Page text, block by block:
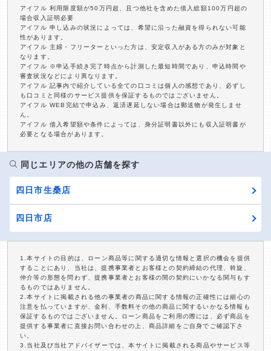
アイフル 利用限度額が50万円超、且つ他社を含めた借入総額100万円超の
場合収入証明必要
アイフル 申し込みの状況によっては、希望に沿った融資を得られない可能
性があります。
アイフル 主婦・フリーターといった方は、安定収入がある方のみが対象と
なります。
アイフル ※申込手続き完了時点から計測した最短時間であり、申込時間や
審査状況などにより異なります。
アイフル 記事内で紹介している全ての口コミは個人の感想であり、必ずし
も口コミと同様のサービス提供を保証するものではございません。
アイフル WEB完結で申込み、返済遅延しない場合は郵送物が発生しませ
ん。
アイフル 借入希望額や条件によっては、身分証明書以外にも収入証明書が
必要となる場合があります。
同じエリアの他の店舗を探す
四日市生桑店
四日市店
1.本サイトの目的は、ローン商品等に関する適切な情報と選択の機会を提供
することにあり、当社は、提携事業者とお客様との契約締結の代理、斡旋、
仲介等の形態を問わず、提携事業者とお客様の間の契約にいかなる関与もす
るものではありません。
2.本サイトに掲載される他の事業者の商品に関する情報の正確性には細心の
注意を払っていますが、金利、手数料その他の商品に関するいかなる情報も
保証するものではございません。ローン商品をご利用の際には、必ず商品を
提供する事業者に直接お問い合わせの上、商品詳細をご自身でご確認下さ
い。
3.当社及び当社アドバイザーでは、本サイトに掲載される商品やサービス等